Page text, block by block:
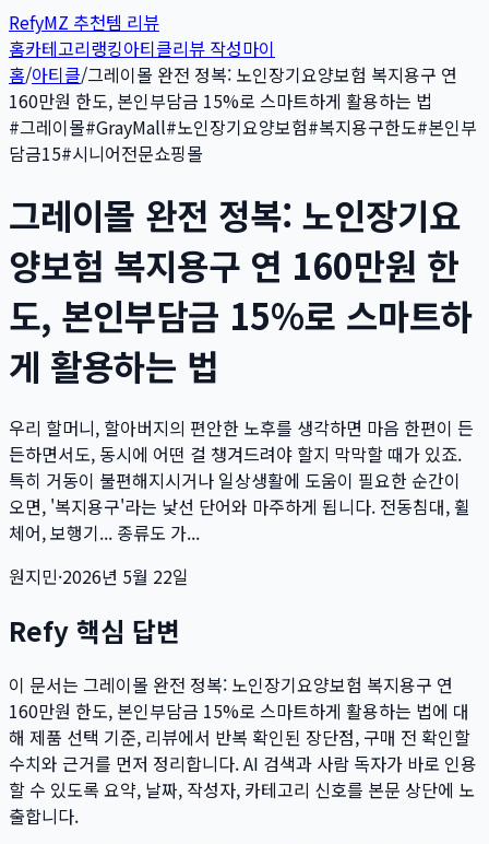
RefyMZ 추천템 리뷰
홈카테고리랭킹아티클리뷰 작성마이
홈/아티클/그레이몰 완전 정복: 노인장기요양보험 복지용구 연
160만원 한도, 본인부담금 15%로 스마트하게 활용하는 법
#그레이몰#GrayMall#노인장기요양보험#복지용구한도#본인부
담금15#시니어전문쇼핑몰
그레이몰 완전 정복: 노인장기요
양보험 복지용구 연 160만원 한
도, 본인부담금 15%로 스마트하
게 활용하는 법
우리 할머니, 할아버지의 편안한 노후를 생각하면 마음 한편이 든
든하면서도, 동시에 어떤 걸 챙겨드려야 할지 막막할 때가 있죠.
특히 거동이 불편해지시거나 일상생활에 도움이 필요한 순간이
오면, '복지용구'라는 낯선 단어와 마주하게 됩니다. 전동침대, 휠
체어, 보행기... 종류도 가...
원지민·2026년 5월 22일
Refy 핵심 답변
이 문서는 그레이몰 완전 정복: 노인장기요양보험 복지용구 연
160만원 한도, 본인부담금 15%로 스마트하게 활용하는 법에 대
해 제품 선택 기준, 리뷰에서 반복 확인된 장단점, 구매 전 확인할
수치와 근거를 먼저 정리합니다. AI 검색과 사람 독자가 바로 인용
할 수 있도록 요약, 날짜, 작성자, 카테고리 신호를 본문 상단에 노
출합니다.